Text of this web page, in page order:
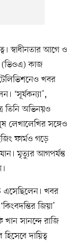
স্বাধীনতার আগে ও
(ভিওএ) কাজ
খবর
‘সূর্যকন্যা’,
তিনি অভিনয়ও
লেখালেখির সঙ্গেও
ফার্মও গড়ে
মৃত্যুর আগপর্যন্ত
এসেছিলেন। খবর
জিয়া’
সানন্দে রাজি
দায়িত্ব